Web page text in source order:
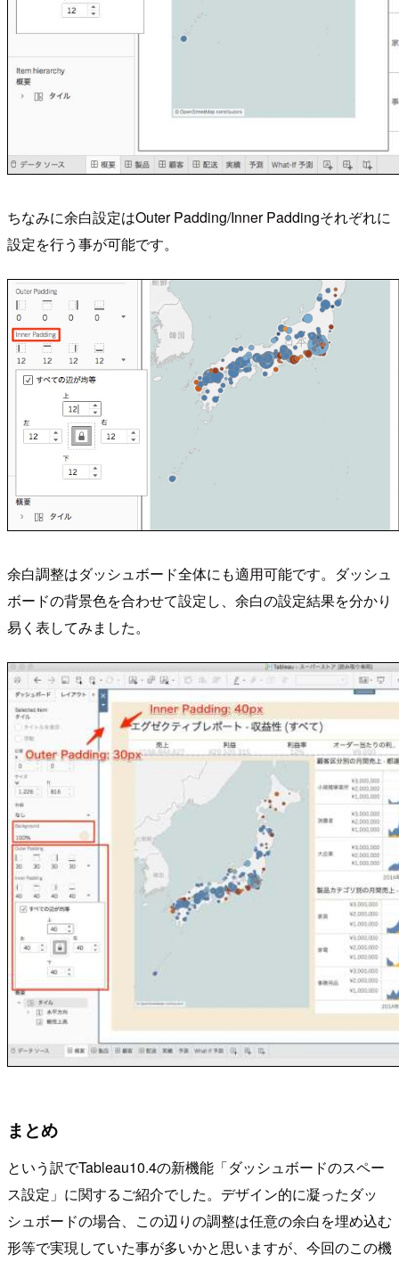
ちなみに余白設定はOuter Padding/Inner Paddingそれぞれに
設定を行う事が可能です。
余白調整はダッシュボード全体にも適用可能です。ダッシュ
ボードの背景色を合わせて設定し、余白の設定結果を分かり
易く表してみました。
まとめ
という訳でTableau10.4の新機能「ダッシュボードのスペー
ス設定」に関するご紹介でした。デザイン的に凝ったダッ
シュボードの場合、この辺りの調整は任意の余白を埋め込む
形等で実現していた事が多いかと思いますが、今回のこの機